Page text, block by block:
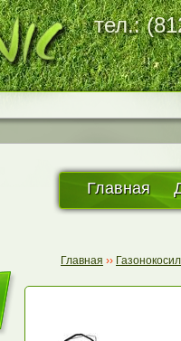
тел.:
Главная
Главная ››